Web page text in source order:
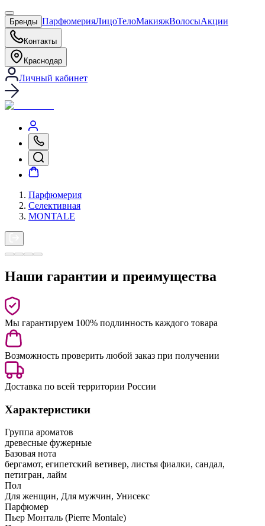
Бренды ПарфюмерияЛицоТелоМакияжВолосыАкции
Контакты
Краснодар
Личный кабинет
Парфюмерия
Селективная
MONTALE
Наши гарантии и преимущества
Мы гарантируем 100% подлинность каждого товара
Возможность проверить любой заказ при получении
Доставка по всей территории России
Характеристики
Группа ароматов
древесные фужерные
Базовая нота
бергамот, египетский ветивер, листья фиалки, сандал,
петигран, лайм
Пол
Для женщин, Для мужчин, Унисекс
Парфюмер
Пьер Монталь (Pierre Montale)